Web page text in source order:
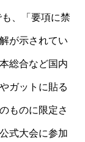
、「要項に禁
が示されてい
総合など国内
ガットに貼る
ものに限定さ
式大会に参加